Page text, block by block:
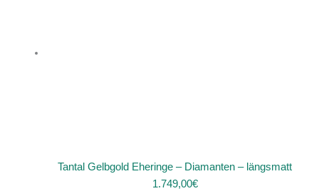
Tantal Gelbgold Eheringe – Diamanten – längsmatt
1.749,00€